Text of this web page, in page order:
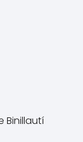
Binillautí